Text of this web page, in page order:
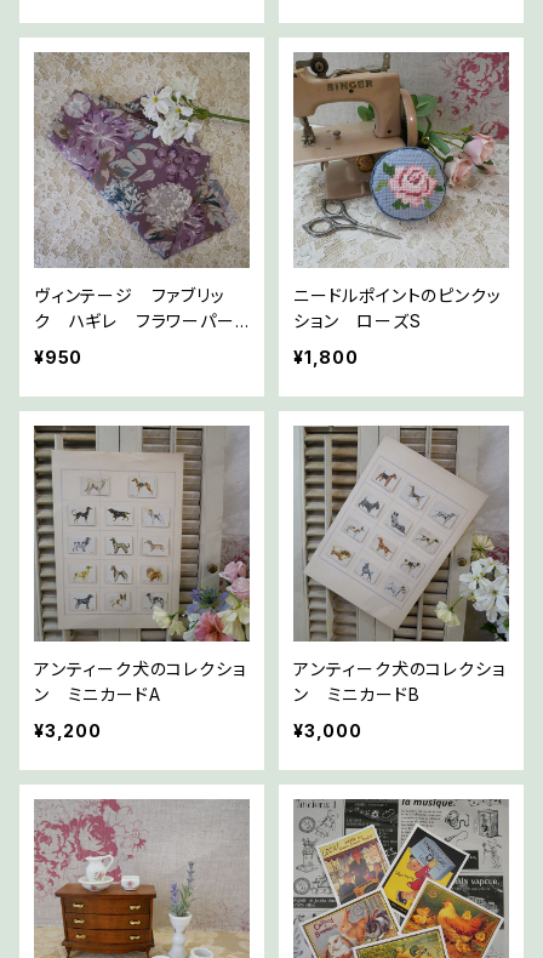
ヴィンテージ ファブリッ
ク ハギレ フラワーパー
プル
¥950
ニードルポイントのピンクッ
ション ローズS
¥1,800
アンティーク犬のコレクショ
ン ミニカードA
¥3,200
アンティーク犬のコレクショ
ン ミニカードB
¥3,000